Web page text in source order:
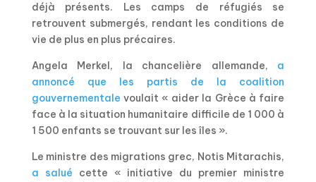
déjà présents. Les camps de réfugiés se
retrouvent submergés, rendant les conditions de
vie de plus en plus précaires.
Angela Merkel, la chancelière allemande, a
annoncé que les partis de la coalition
gouvernementale voulait « aider la Grèce à faire
face à la situation humanitaire difficile de 1 000 à
1 500 enfants se trouvant sur les îles ».
Le ministre des migrations grec, Notis Mitarachis,
a salué cette « initiative du premier ministre